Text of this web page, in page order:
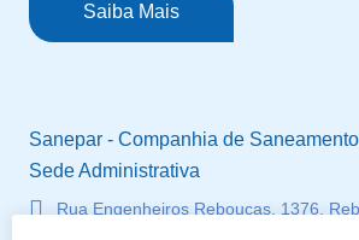
Saiba Mais
Sanepar - Companhia de
Sede Administrativa
Rua Engenheiros Rebouças, 1376,